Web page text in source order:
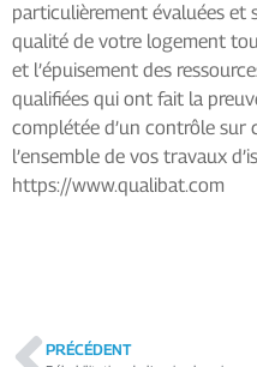
particulièrement évaluées et
qualité de votre logement
et l’épuisement des
qualifiées qui ont fait la
complétée d’un contrôle sur
l’ensemble de vos travaux
https://www.qualibat.com
PRÉCÉDENT